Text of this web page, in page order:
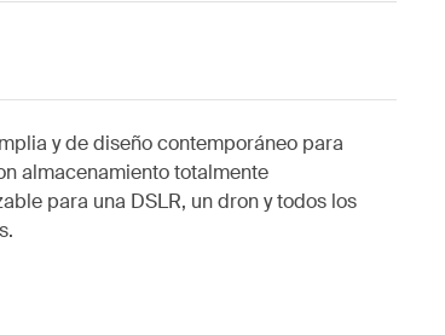
y de diseño contemporáneo para
almacenamiento totalmente
para una DSLR, un dron y todos los